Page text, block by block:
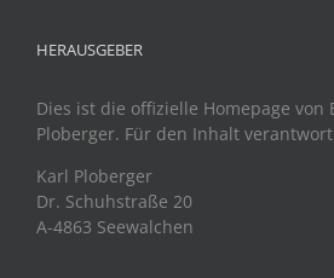
HERAUSGEBER
Dies ist die offizielle Homepage von
Ploberger. Für den Inhalt
Karl Ploberger
Dr. Schuhstraße 20
A-4863 Seewalchen